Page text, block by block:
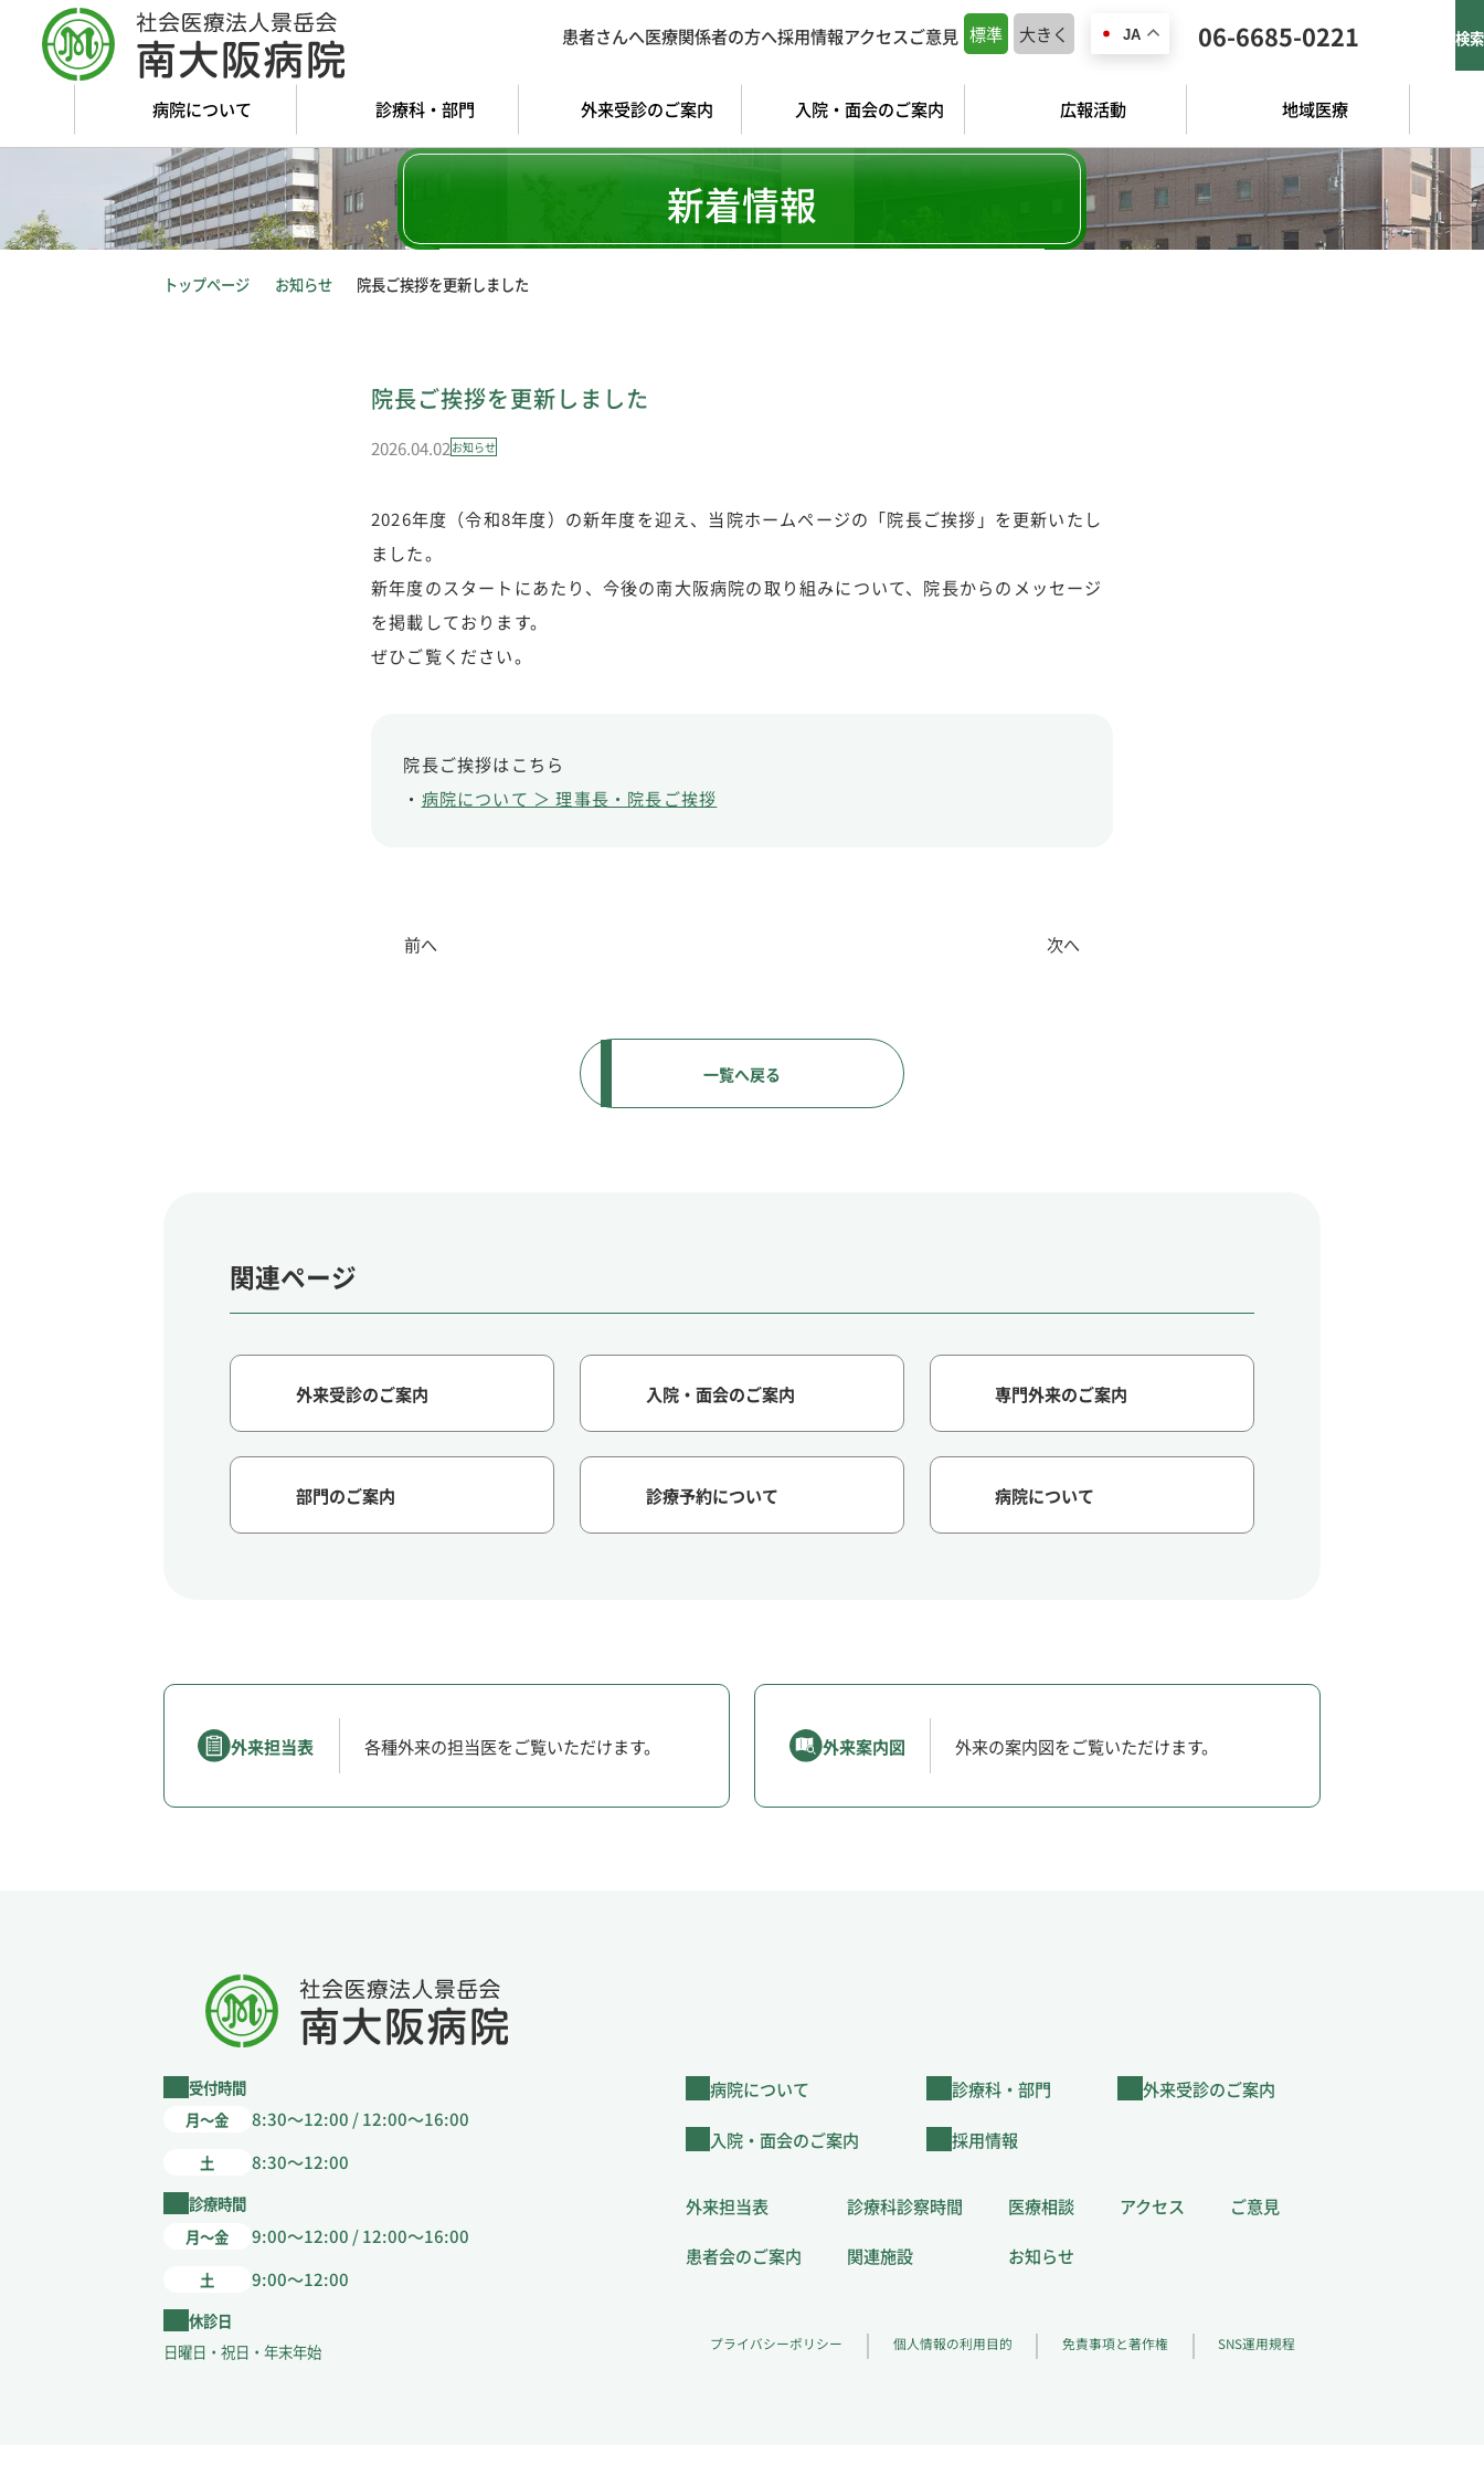
検索
病院について 診療科・部門 外来受診のご案内 入院・面会のご案内 広報活動 地域医療
患者さんへ医療関係者の方へ採用情報アクセスご意見 標準 大きく JA 06-6685-0221
新着情報
トップページ お知らせ 院長ご挨拶を更新しました
院長ご挨拶を更新しました
2026.04.02 お知らせ
2026年度（令和8年度）の新年度を迎え、当院ホームページの「院長ご挨拶」を更新いたし
ました。
新年度のスタートにあたり、今後の南大阪病院の取り組みについて、院長からのメッセージ
を掲載しております。
ぜひご覧ください。
院長ご挨拶はこちら
・ 病院について ＞ 理事長・院長ご挨拶
前へ 次へ
一覧へ戻る
関連ページ
外来受診のご案内 入院・面会のご案内 専門外来のご案内
部門のご案内 診療予約について 病院について
外来担当表 各種外来の担当医をご覧いただけます。 外来案内図 外来の案内図をご覧いただけます。
受付時間
月～金
8:30～12:00 / 12:00～16:00
土 8:30～12:00
診療時間
月～金
9:00～12:00 / 12:00～16:00
土 9:00～12:00
休診日
日曜日・祝日・年末年始
病院について 診療科・部門 外来受診のご案内
入院・面会のご案内 採用情報
外来担当表 診療科診察時間 医療相談 アクセス ご意見
患者会のご案内 関連施設 お知らせ
プライバシーポリシー 個人情報の利用目的 免責事項と著作権 SNS運用規程